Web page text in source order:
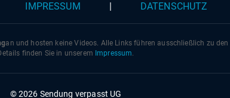
IMPRESSUM DATENSCHUTZ
an und hosten keine Videos. Alle Links führen ausschließlich zu den
finden Sie in unserem Impressum.
© 2026 Sendung verpasst UG